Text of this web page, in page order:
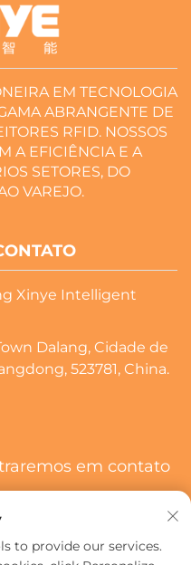
EM TECNOLOGIA
ABRANGENTE DE
RFID. NOSSOS
A EFICIÊNCIA E A
SETORES, DO
VAREJO.
Xinye Intelligent
Dalang, Cidade de
523781, China.
em contato
to provide our services.